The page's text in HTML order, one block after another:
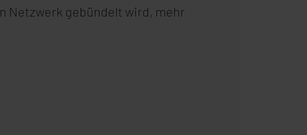
Netzwerk gebündelt wird, mehr